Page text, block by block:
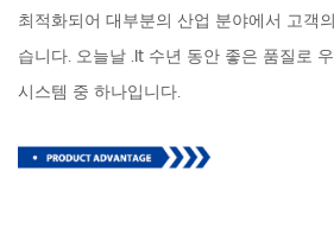
최적화되어 대부분의 산업 분야에서 고객
습니다. 오늘날 .It 수년 동안 좋은 품질로
시스템 중 하나입니다.